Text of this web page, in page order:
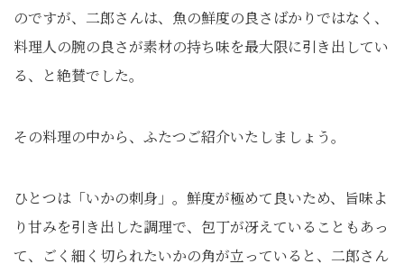
のですが、二郎さんは、魚の鮮度の良さばかりではなく、
料理人の腕の良さが素材の持ち味を最大限に引き出してい
る、と絶賛でした。
その料理の中から、ふたつご紹介いたしましょう。
ひとつは「いかの刺身」。鮮度が極めて良いため、旨味よ
り甘みを引き出した調理で、包丁が冴えていることもあっ
て、ごく細く切られたいかの角が立っていると、二郎さん